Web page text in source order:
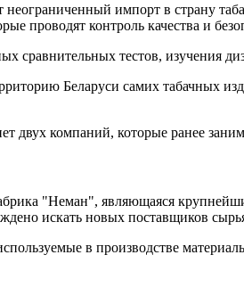
неограниченный импорт в страну
проводят контроль качества и
сравнительных тестов, изучения
Беларуси самих табачных
двух компаний, которые ранее
"Неман", являющаяся
искать новых поставщиков
в производстве